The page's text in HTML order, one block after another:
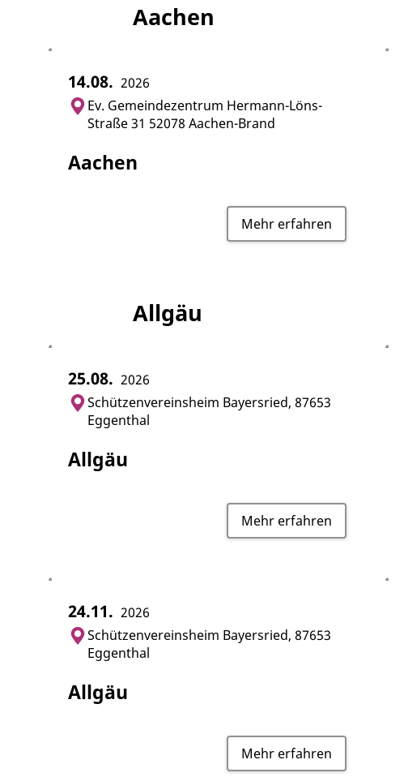
Aachen
14.08. 2026
Aachen
Ev. Gemeindezentrum Hermann-Löns-
Straße 31 52078 Aachen-Brand
Mehr erfahren
Allgäu
25.08. 2026
Allgäu
Schützenvereinsheim Bayersried, 87653
Eggenthal
Mehr erfahren
24.11. 2026
Allgäu
Schützenvereinsheim Bayersried, 87653
Eggenthal
Mehr erfahren